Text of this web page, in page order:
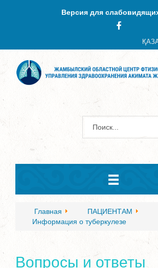
Версия для
Главная
ПАЦИЕНТАМ
Информация о туберкулезе
Вопросы и ответы